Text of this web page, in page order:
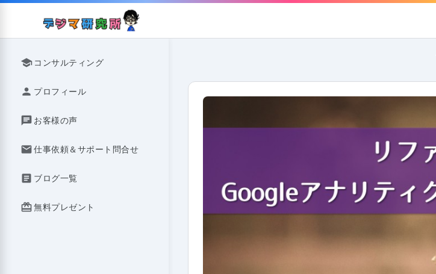
Skip
school コンサルティング
person プロフィール
chat お客様の声
mail仕事依頼＆サポート問合せ
article ブログ一覧
redeem無料プレゼント